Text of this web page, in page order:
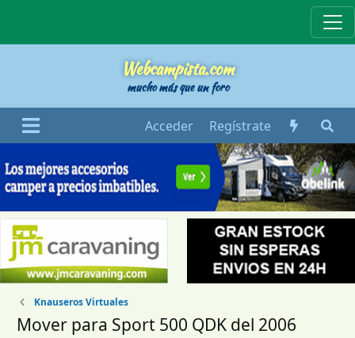
Webcampista.com
mucho más que un foro
Acceder Regístrate
Knauseros Virtuales
Mover para Sport 500 QDK del 2006